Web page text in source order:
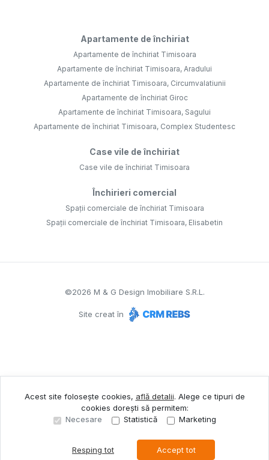
Sună acum Solicită vizionare
Apartamente de închiriat
Apartamente de închiriat Timisoara
Apartamente de închiriat Timisoara, Aradului
Apartamente de închiriat Timisoara, Circumvalatiunii
Apartamente de închiriat Giroc
Apartamente de închiriat Timisoara, Sagului
Apartamente de închiriat Timisoara, Complex Studentesc
Case vile de închiriat
Case vile de închiriat Timisoara
Închirieri comercial
Spații comerciale de închiriat Timisoara
Spații comerciale de închiriat Timisoara, Elisabetin
©2026 M & G Design Imobiliare S.R.L.
Site creat în
Acest site folosește cookies, află detalii. Alege ce tipuri de
cookies dorești să permitem:
Necesare
Statistică Marketing
Resping tot Accept tot